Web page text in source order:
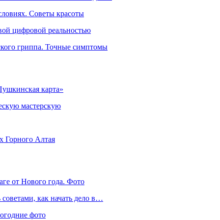
Советы красоты
цифровой реальностью
гриппа. Точные симптомы
карта»
мастерскую
Горного Алтая
от Нового года. Фото
как начать дело в…
фото